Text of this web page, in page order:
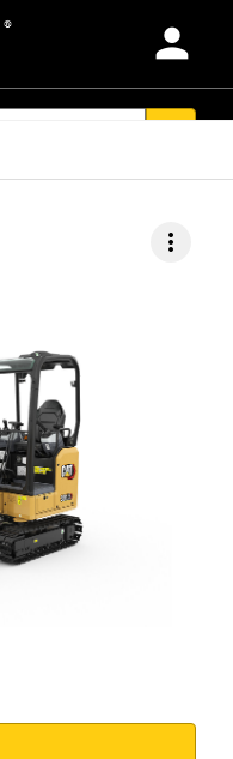
person
more_vert